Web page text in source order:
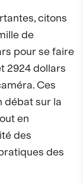
citons
de
pour se faire
2924 dollars
Ces
débat sur la
en
des
des